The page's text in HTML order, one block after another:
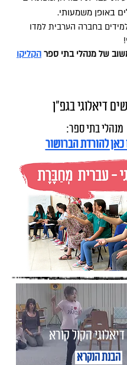
באופן משמעותי.
11,000 תלמידים בחברה הערבית למדו
!
של מנהלי בתי ספר הקליקו
דיאלוגי בגפ"ן
מנהלי בתי ספר:
כאן להורדת הברושור
דיאלוגי הקול קורא
הבנת הנקרא